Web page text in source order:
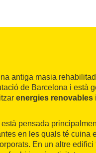
antiga masia
de Barcelona i està
energies renovables
pensada
en les quals té cuina
En un altre edifici